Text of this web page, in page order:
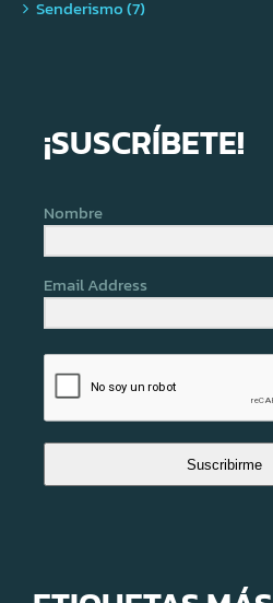
Senderismo (7)
¡SUSCRÍBETE!
Nombre
Email Address
Suscribirme